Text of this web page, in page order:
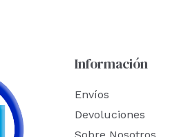
Información
Envíos
Devoluciones